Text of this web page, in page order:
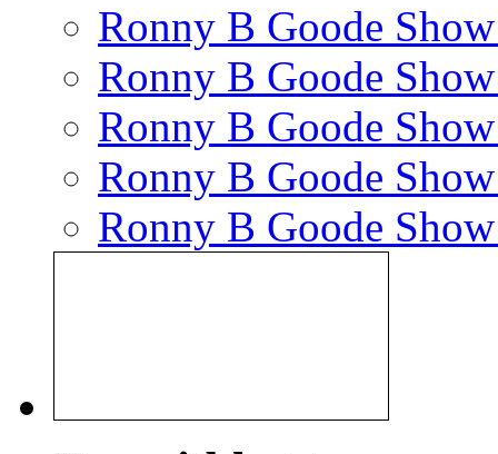
Ronny B Goode
Ronny B Goode
Ronny B Goode
Ronny B Goode
Ronny B Goode